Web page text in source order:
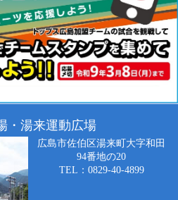
・湯来運動広場
広島市佐伯区湯来町大字和田
94番地の20
TEL：0829-40-4899